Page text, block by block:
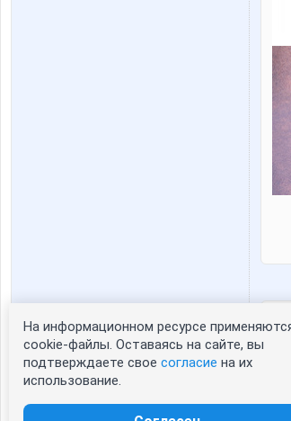
Статистика портрета:
сейчас просматривают портрет - 0
зарегистрированные пользователи
На информационном ресурсе
cookie-файлы. Оставаясь на сайте, вы
подтверждаете свое согласие на их
использование.